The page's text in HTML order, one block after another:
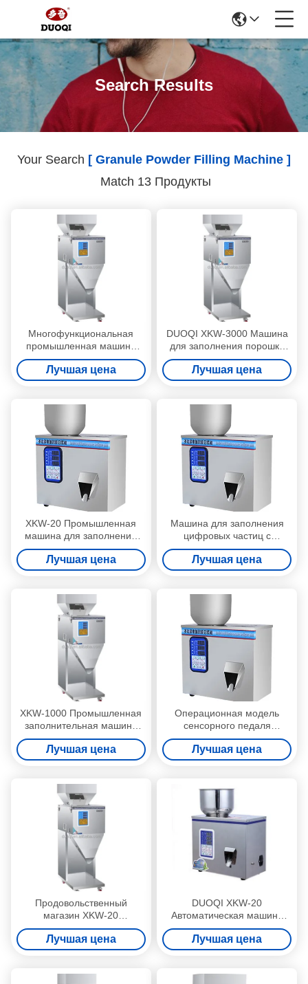
Search Results
Your Search [ Granule Powder Filling Machine ]
Match 13 Продукты
Многофункциональная
промышленная машина
для заполнения XKW-20
Лучшая цена
DUOQI XKW-3000 Машина
для заполнения порошка
гранул Автоматическая для
кофейных зерен
Лучшая цена
XKW-20 Промышленная
машина для заполнения
промышленной
полуавтоматической
машины для заполнения
Лучшая цена
Машина для заполнения
цифровых частиц с
порошковыми гранулами
экономит энергию для
стеклянной бутылки
Лучшая цена
XKW-1000 Промышленная
заполнительная машина
Асептическая карточная
чайная пачка
Заполнительная машина
Лучшая цена
Операционная модель
сенсорного педаля
наполнения переключателя
для наполнения
небольшим порошком в
Лучшая цена
Продовольственный
магазин XKW-20
Автоматическая
количественная гранулевая
машина для наполнения
Лучшая цена
DUOQI XKW-20
Автоматическая машина
для заполнения зерновых
зерен
Лучшая цена